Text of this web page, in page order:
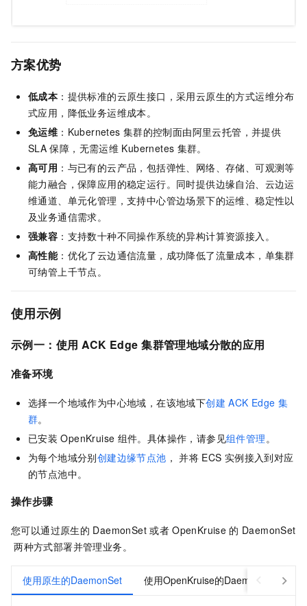
方案优势
低成本 ：提供标准的云原生接口，采用云原生的方式运维分布
式应用，降低业务运维成本。
免运维 ：Kubernetes 集群的控制面由阿里云托管，并提供
SLA 保障，无需运维 Kubernetes 集群。
高可用 ：与已有的云产品，包括弹性、网络、存储、可观测等
能力融合，保障应用的稳定运行。同时提供边缘自治、云边运
维通道、单元化管理，支持中心管边场景下的运维、稳定性以
及业务通信需求。
强兼容 ：支持数十种不同操作系统的异构计算资源接入。
高性能：优化了云边通信流量，成功降低了流量成本，单集群
可纳管上千节点。
使用示例
示例一：使用 ACK Edge 集群管理地域分散的应用
准备环境
选择一个地域作为中心地域，在该地域下创建 ACK Edge 集
群。
已安装 OpenKruise 组件。具体操作，请参见组件管理 。
为每个地域分别创建边缘节点池 ， 并将 ECS 实例接入到对应
的节点池中。
操作步骤
您可以通过原生的 DaemonSet 或者 OpenKruise 的 DaemonSet
两种方式部署并管理业务。
使用原生的DaemonSet 使用OpenKruise的DaemonSet